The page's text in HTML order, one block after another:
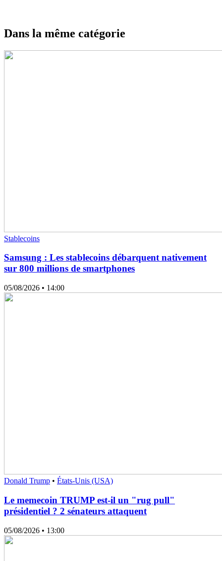
Dans la même catégorie
Stablecoins
Samsung : Les stablecoins débarquent nativement
sur 800 millions de smartphones
05/08/2026 • 14:00
Donald Trump • États-Unis (USA)
Le memecoin TRUMP est-il un "rug pull"
présidentiel ? 2 sénateurs attaquent
05/08/2026 • 13:00